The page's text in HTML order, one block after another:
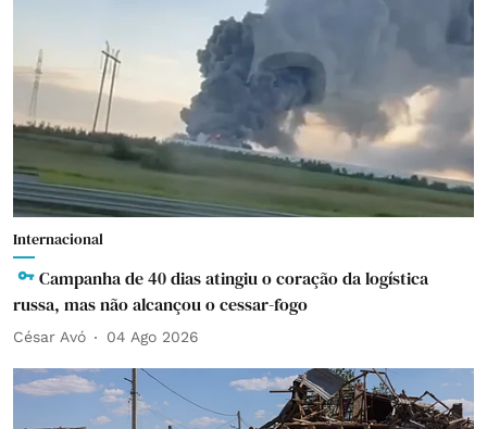
Internacional
Campanha de 40 dias atingiu o coração da logística
russa, mas não alcançou o cessar-fogo
César Avó 04 Ago 2026